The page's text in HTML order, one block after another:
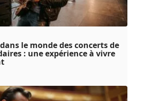
le monde des concerts de
: une expérience à vivre